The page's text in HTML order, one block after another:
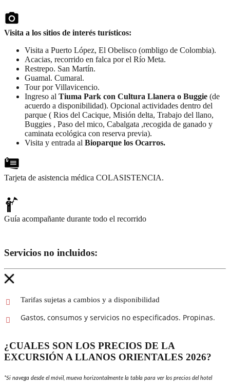
Visita a los sitios de interés turísticos:
Visita a Puerto López, El Obelisco (ombligo de Colombia).
Acacias, recorrido en falca por el Río Meta.
Restrepo. San Martín.
Guamal. Cumaral.
Tour por Villavicencio.
Ingreso al Tiuma Park con Cultura Llanera o Buggie (de
acuerdo a disponibilidad). Opcional actividades dentro del
parque ( Rios del Cacique, Misión delta, Trabajo del llano,
Buggies , Paso del mico, Cabalgata ,recogida de ganado y
caminata ecológica con reserva previa).
Visita y entrada al Bioparque los Ocarros.
Tarjeta de asistencia médica COLASISTENCIA.
Guía acompañante durante todo el recorrido
Servicios no incluidos:
Tarifas sujetas a cambios y a disponibilidad
Gastos, consumos y servicios no especificados. Propinas.
¿CUALES SON LOS PRECIOS DE LA
EXCURSIÓN A LLANOS ORIENTALES 2026?
*Si navega desde el móvil, mueva horizontalmente la tabla para ver los precios del hotel